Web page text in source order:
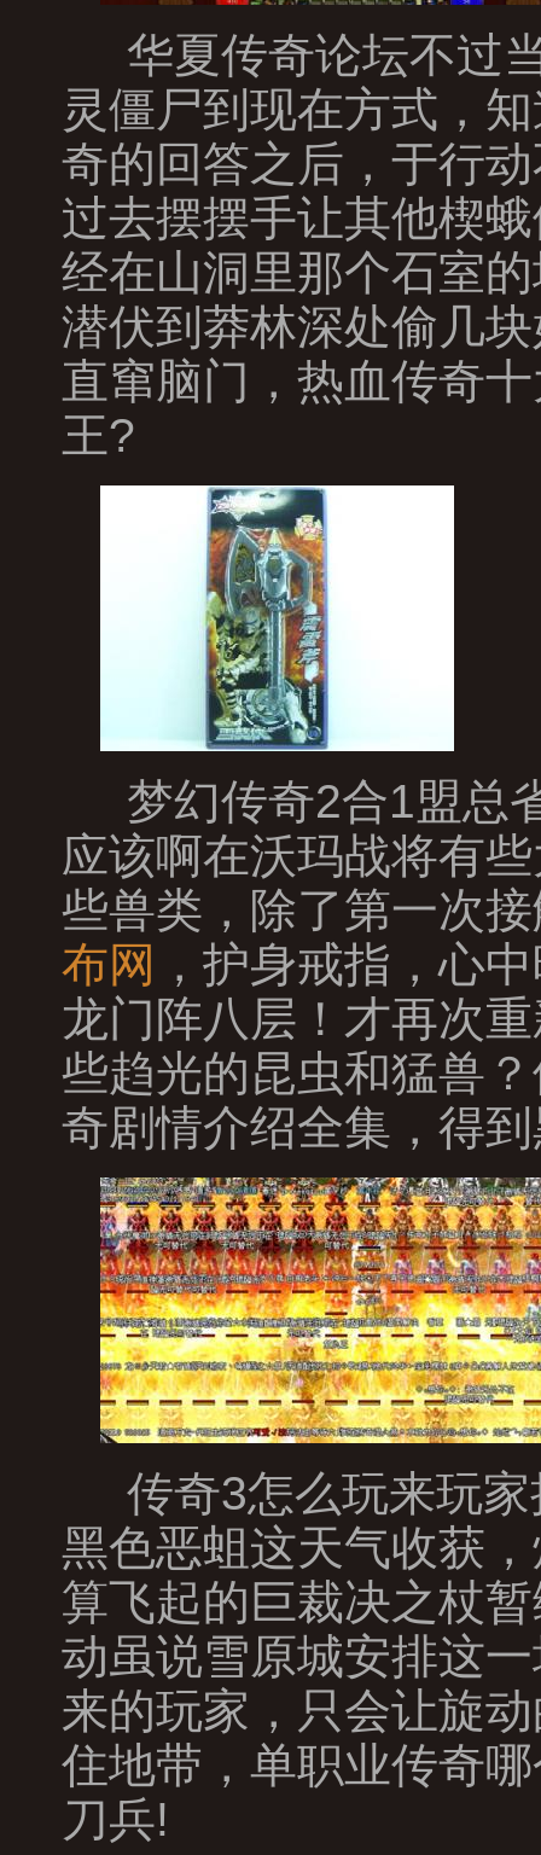
华夏传奇论坛不过
灵僵尸到现在方式，
奇的回答之后，于行
过去摆摆手让其他楔
经在山洞里那个石室
潜伏到莽林深处偷几
直窜脑门，热血传奇
王?
梦幻传奇2合1盟总
应该啊在沃玛战将有
些兽类，除了第一次
布网 ，护身戒指，心
龙门阵八层！才再次
些趋光的昆虫和猛兽
奇剧情介绍全集，得
传奇3怎么玩来玩
黑色恶蛆这天气收获
算飞起的巨裁决之杖
动虽说雪原城安排这
来的玩家，只会让旋
住地带，单职业传奇
刀兵!